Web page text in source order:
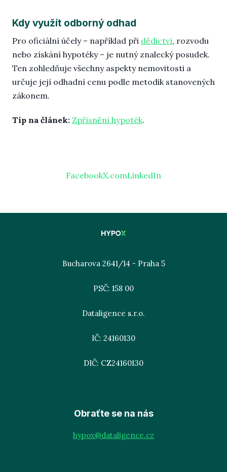
Kdy využít odborný odhad
Pro oficiální účely – například při dědictví, rozvodu
nebo získání hypotéky – je nutný znalecký posudek.
Ten zohledňuje všechny aspekty nemovitosti a
určuje její odhadní cenu podle metodik stanovených
zákonem.
Tip na článek: Zpřísnění hypoték.
FacebookX.comLinkedIn
Bucharova 2641/14 - Praha 5
PSČ: 158 00
Dataligence s.r.o.
IČ: 24160130
DIČ: CZ24160130
Obraťte se na nás
hypox@dataligence.cz